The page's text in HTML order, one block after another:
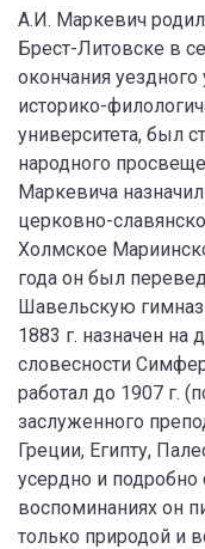
А.И. Маркевич
Брест-Литовске в
окончания
историко-
университета, был
народного
Маркевича
церковно-
Холмское
года он был
Шавельскую
1883 г. назначен на
словесности
работал до 1907 г.
заслуженного
Греции, Египту,
усердно и
воспоминаниях он
только природой и